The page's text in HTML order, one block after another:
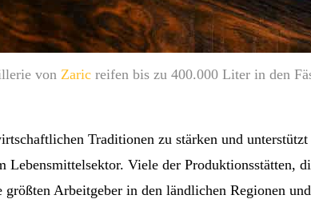
von Zaric reifen bis zu 400.000 Liter in den
Traditionen zu stärken und unterstützt
Lebensmittelsektor. Viele der Produktionsstätten,
Arbeitgeber in den ländlichen Regionen und